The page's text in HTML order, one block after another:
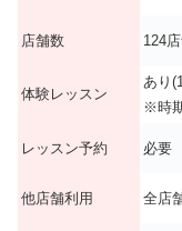
店舗数 124
体験レッスン
あり
※時
レッスン予約 必要
他店舗利用 全店